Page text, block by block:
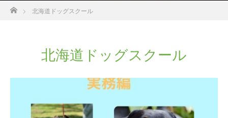
ホーム
北海道ドッグスクール
北海道ドッグスクール